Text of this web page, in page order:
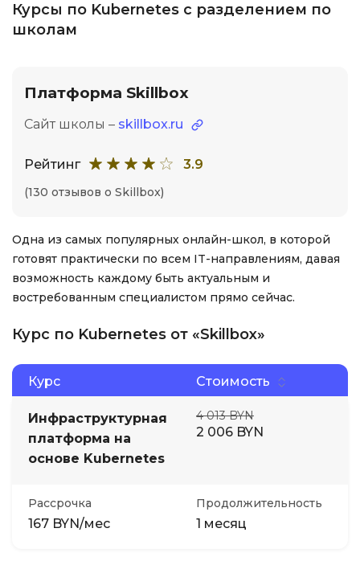
Курсы по Kubernetes с разделением по
школам
Платформа Skillbox
Сайт школы – skillbox.ru
Рейтинг 3.9
(130 отзывов о Skillbox)
Одна из самых популярных онлайн-школ, в которой
готовят практически по всем IT-направлениям, давая
возможность каждому быть актуальным и
востребованным специалистом прямо сейчас.
Курс по Kubernetes от «Skillbox»
Курс Стоимость
Инфраструктурная
платформа на
основе Kubernetes
4 013 BYN
2 006 BYN
Рассрочка
167 BYN/мес
Продолжительность
1 месяц